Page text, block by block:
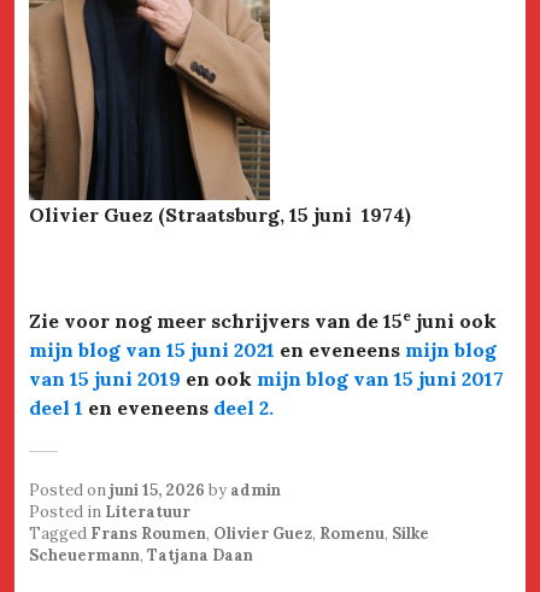
Olivier Guez (Straatsburg, 15 juni 1974)
Zie voor nog meer schrijvers van de 15e juni ook
mijn blog van 15 juni 2021 en eveneens mijn blog
van 15 juni 2019 en ook mijn blog van 15 juni 2017
deel 1 en eveneens deel 2.
Posted onjuni 15, 2026 by admin
Posted in Literatuur
Tagged Frans Roumen, Olivier Guez, Romenu, Silke
Scheuermann, Tatjana Daan